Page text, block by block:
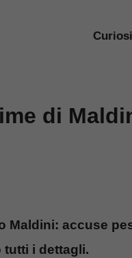
di
Maldini: accuse
tutti i dettagli.